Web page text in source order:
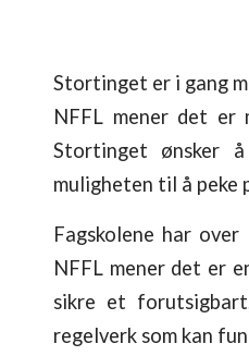
Stortinget er i gang
NFFL mener det
Stortinget ønsker
muligheten til å peke
Fagskolene har
NFFL mener det er
sikre et
regelverk som kan